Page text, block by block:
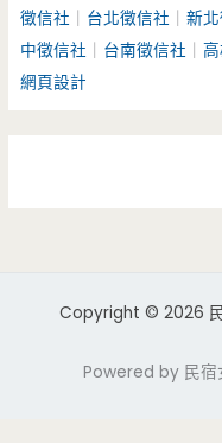
徵信社
台北徵信社 ｜新
中徵信社
台南徵信社 ｜
網頁設計
Copyright © 2026 民
Powered by 民宿